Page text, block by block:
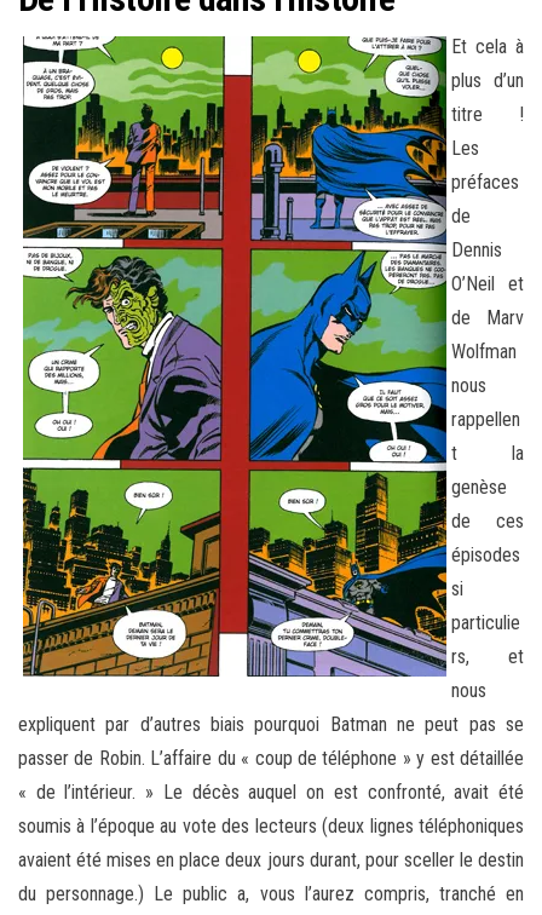
Et cela à
plus d’un
titre !
Les
préfaces
de
Dennis
O’Neil et
de Marv
Wolfman
nous
rappellen
t la
genèse
de ces
épisodes
si
particulie
rs, et
nous
expliquent par d’autres biais pourquoi Batman ne peut pas se
passer de Robin. L’affaire du « coup de téléphone » y est détaillée
« de l’intérieur. » Le décès auquel on est confronté, avait été
soumis à l’époque au vote des lecteurs (deux lignes téléphoniques
avaient été mises en place deux jours durant, pour sceller le destin
du personnage.) Le public a, vous l’aurez compris, tranché en